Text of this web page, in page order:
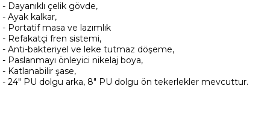
- Dayanıklı çelik gövde,
- Ayak kalkar,
- Portatif masa ve lazımlık
- Refakatçi fren sistemi,
- Anti-bakteriyel ve leke tutmaz döşeme,
- Paslanmayı önleyici nikelaj boya,
- Katlanabilir şase,
- 24" PU dolgu arka, 8" PU dolgu ön tekerlekler mevcuttur.